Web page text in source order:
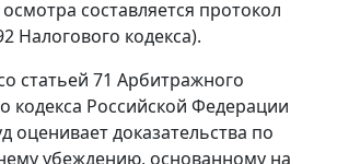
составляется протокол
Налогового кодекса).
статьей 71 Арбитражного
кодекса Российской Федерации
оценивает доказательства по
убеждению, основанному на